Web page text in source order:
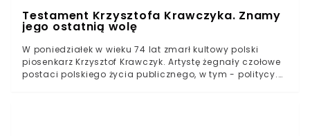
Testament Krzysztofa Krawczyka. Znamy
jego ostatnią wolę
W poniedziałek w wieku 74 lat zmarł kultowy polski
piosenkarz Krzysztof Krawczyk. Artystę żegnały czołowe
postaci polskiego życia publicznego, w tym - politycy.